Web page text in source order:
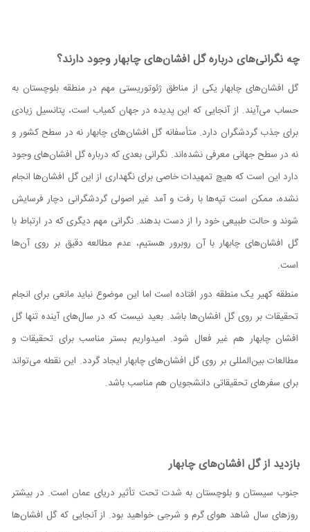
چه نگرانی‌های درباره گل افشان‌های چابهار وجود دارند؟
گل افشا‌ن‌های چابهار یکی از مناطق ژئوتوریستی مهم در منطقه بلوچستان به
حساب می‌آیند. از آنجایی که این پدیده در جهان کمیاب است، پتانسیل زیادی
برای جذب گردشگران دارد. متأسفانه گل افشان‌های چابهار نه در سطح کشور و
نه در سطح جهانی معرفی نشده‌اند. نگرانی بعدی که درباره گل افشان‌های وجود
دارد این است که هیچ تمهیدات خاصی برای نگهداری از این گل افشان‌ها انجام
نشده، ممکن است تپه‌ها با رفت و آمد غیر اصولی گردشگرانی دچار فرسایش
شوند و حالت طبیعی خود را از دست بدهند. نگرانی مهم دیگری که در ارتباط با
گل افشان‌های چابهار با آن روبرور هستیم، عدم مطالعه دقیق بر روی آن‌ها
است.
منطقه کهیر یک منطقه دور افتاده است اما این موضوع نباید مانعی برای انجام
تحقیقات بر روی گل افشان‌ها باشد. بعید نیست که در سال‌های آینده تنها گل
افشان چابهار هم غیر فعال شود. امیدواریم بستر مناسب برای تحقیقات و
مطالعات بین‌المللی بر روی گل افشان‌های چابهار ایجاد گردد. این نقطه می‌تواند
برای سفر‌های تحقیقاتی دانشجویان هم مناسب باشد.
بازدید از گل افشان‌های چابهار
جنوب سیستان و بلوچستان به شدت تحت تأثیر دریای عمان است. در بیشتر
روز‌های سال شاهد هوای گرم و شرجی خواهید بود. از آنجایی که گل افشان‌ها